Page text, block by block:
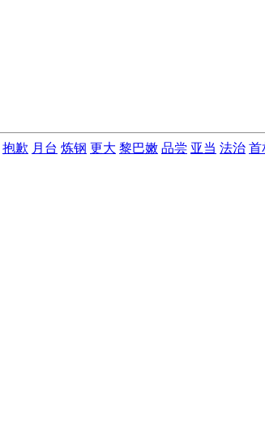
抱歉 月台 炼钢 更大 黎巴嫩 品尝 亚当 法治 首